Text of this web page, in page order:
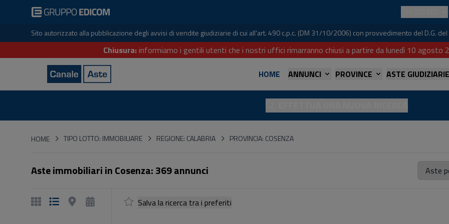
Sito autorizzato alla pubblicazione degli avvisi di vendite giudiziarie di cui all'art. 490 c.p.c. (DM 31/10/2006) con provvedimento del D.G.
Chiusura: informiamo i gentili utenti che i nostri uffici rimarranno chiusi a partire da lunedì 10
HOME
ANNUNCI PROVINCE ASTE GIUDIZIARIE
HOMEHOMETIPO LOTTO: IMMOBILIARE REGIONE: CALABRIA PROVINCIA: COSENZA
Aste immobiliari in Cosenza: 369 annunci
Salva la ricerca tra i preferiti